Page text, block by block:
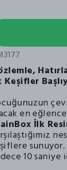
Keşifler
en
İlk
sunuyor.
10